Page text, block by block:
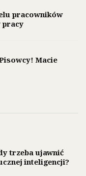
pracowników
pracy
Macie
trzeba ujawnić
inteligencji?